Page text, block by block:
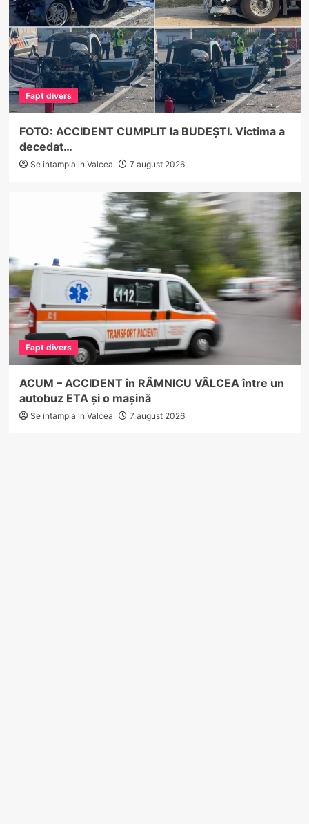
Fapt divers
FOTO: ACCIDENT CUMPLIT la BUDEȘTI. Victima a
decedat…
Se intampla in Valcea 7 august 2026
Fapt divers
ACUM – ACCIDENT în RÂMNICU VÂLCEA între un
autobuz ETA și o mașină
Se intampla in Valcea 7 august 2026